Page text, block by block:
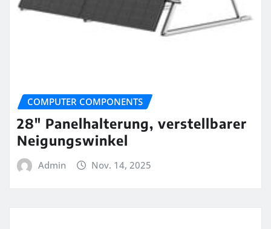
COMPUTER COMPONENTS
28″ Panelhalterung, verstellbarer
Neigungswinkel
Admin Nov. 14, 2025